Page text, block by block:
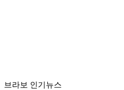
브라보 인기뉴스